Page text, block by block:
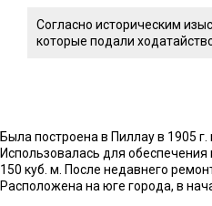
Согласно историческим
которые подали
Была построена в Пиллау в 1905
Использовалась для
150 куб. м. После недавнего
Расположена на юге города, в